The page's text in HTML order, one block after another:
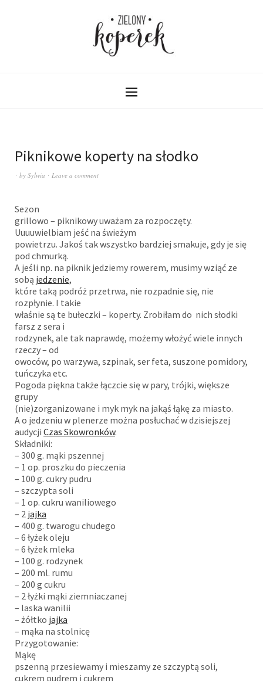
Piknikowe koperty na słodko
by Sylwia Leave a comment
Sezon
grillowo – piknikowy uważam za rozpoczęty.
Uuuuwielbiam jeść na świeżym
powietrzu. Jakoś tak wszystko bardziej smakuje, gdy je się
pod chmurką.
A jeśli np. na piknik jedziemy rowerem, musimy wziąć ze
sobą jedzenie,
które taką podróż przetrwa, nie rozpadnie się, nie
rozpłynie. I takie
właśnie są te bułeczki – koperty. Zrobiłam do nich słodki
farsz z sera i
rodzynek, ale tak naprawdę, możemy włożyć wiele innych
rzeczy – od
owoców, po warzywa, szpinak, ser feta, suszone pomidory,
tuńczyka etc.
Pogoda piękna także łączcie się w pary, trójki, większe
grupy
(nie)zorganizowane i myk myk na jakąś łąkę za miasto.
A o jedzeniu w plenerze można posłuchać w dzisiejszej
audycji Czas Skowronków.
Składniki:
– 300 g. mąki pszennej
– 1 op. proszku do pieczenia
– 100 g. cukry pudru
– szczypta soli
– 1 op. cukru waniliowego
– 2 jajka
– 400 g. twarogu chudego
– 6 łyżek oleju
– 6 łyżek mleka
– 100 g. rodzynek
– 200 ml. rumu
– 200 g cukru
– 2 łyżki mąki ziemniaczanej
– laska wanilii
– żółtko jajka
– mąka na stolnicę
Przygotowanie:
Mąkę
pszenną przesiewamy i mieszamy ze szczyptą soli,
cukrem pudrem i cukrem